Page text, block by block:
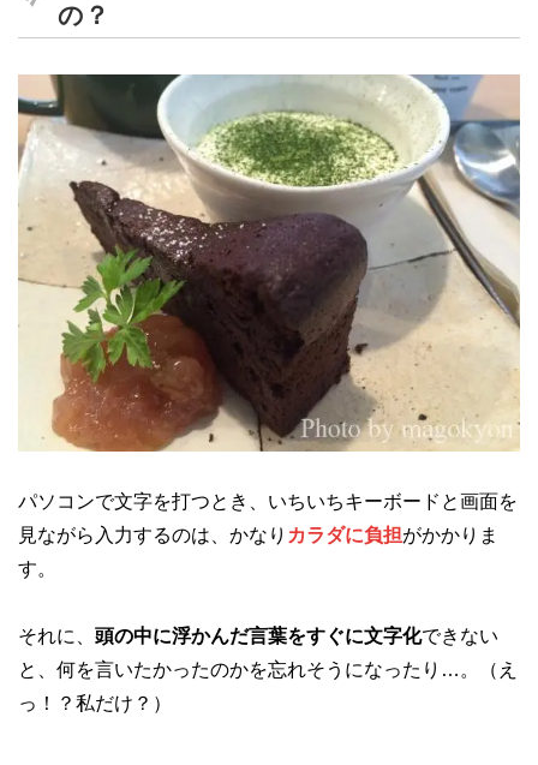
の？
パソコンで文字を打つとき、いちいちキーボードと画面を
見ながら入力するのは、かなり カラダに負担がかかりま
す。
それに、 頭の中に浮かんだ言葉をすぐに文字化できない
と、何を言いたかったのかを忘れそうになったり…。（え
っ！？私だけ？）